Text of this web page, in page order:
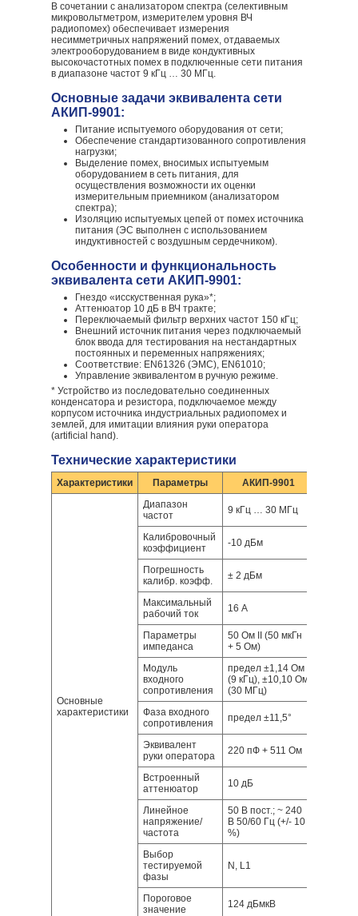
В сочетании с анализатором спектра (селективным
микровольтметром, измерителем уровня ВЧ
радиопомех) обеспечивает измерения
несимметричных напряжений помех, отдаваемых
электрооборудованием в виде кондуктивных
высокочастотных помех в подключенные сети питания
в диапазоне частот 9 кГц … 30 МГц.
Основные задачи эквивалента сети
АКИП-9901:
Питание испытуемого оборудования от сети;
Обеспечение стандартизованного сопротивления
нагрузки;
Выделение помех, вносимых испытуемым
оборудованием в сеть питания, для
осуществления возможности их оценки
измерительным приемником (анализатором
спектра);
Изоляцию испытуемых цепей от помех источника
питания (ЭС выполнен с использованием
индуктивностей с воздушным сердечником).
Особенности и функциональность
эквивалента сети АКИП-9901:
Гнездо «исскуственная рука»*;
Аттенюатор 10 дБ в ВЧ тракте;
Переключаемый фильтр верхних частот 150 кГц;
Внешний источник питания через подключаемый
блок ввода для тестирования на нестандартных
постоянных и переменных напряжениях;
Соответствие: EN61326 (ЭМС), EN61010;
Управление эквивалентом в ручную режиме.
* Устройство из последовательно соединенных
конденсатора и резистора, подключаемое между
корпусом источника индустриальных радиопомех и
землей, для имитации влияния руки оператора
(artificial hand).
Технические характеристики
Характеристики Параметры АКИП-9901
Основные
характеристики
Диапазон
частот
9 кГц … 30 МГц
Калибровочный
коэффициент
-10 дБм
Погрешность
калибр. коэфф.
± 2 дБм
Максимальный
рабочий ток
16 А
Параметры
импеданса
50 Ом II (50 мкГн
+ 5 Ом)
Модуль
входного
сопротивления
предел ±1,14 Ом
(9 кГц), ±10,10 Ом
(30 МГц)
Фаза входного
сопротивления
предел ±11,5°
Эквивалент
руки оператора
220 пФ + 511 Ом
Встроенный
аттенюатор
10 дБ
Линейное
напряжение/
частота
50 В пост.; ~ 240
В 50/60 Гц (+/- 10
%)
Выбор
тестируемой
фазы
N, L1
Пороговое
значение
124 дБмкВ